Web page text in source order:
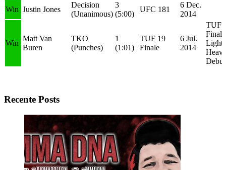
Win Justin Jones
Decision
(Unanimous)
3
(5:00)
UFC 181
6 Dec.
2014
Win
Matt Van
Buren
TKO
(Punches)
1
(1:01)
TUF 19
Finale
6 Jul.
2014
TUF
Light-
Debut
Recente Posts